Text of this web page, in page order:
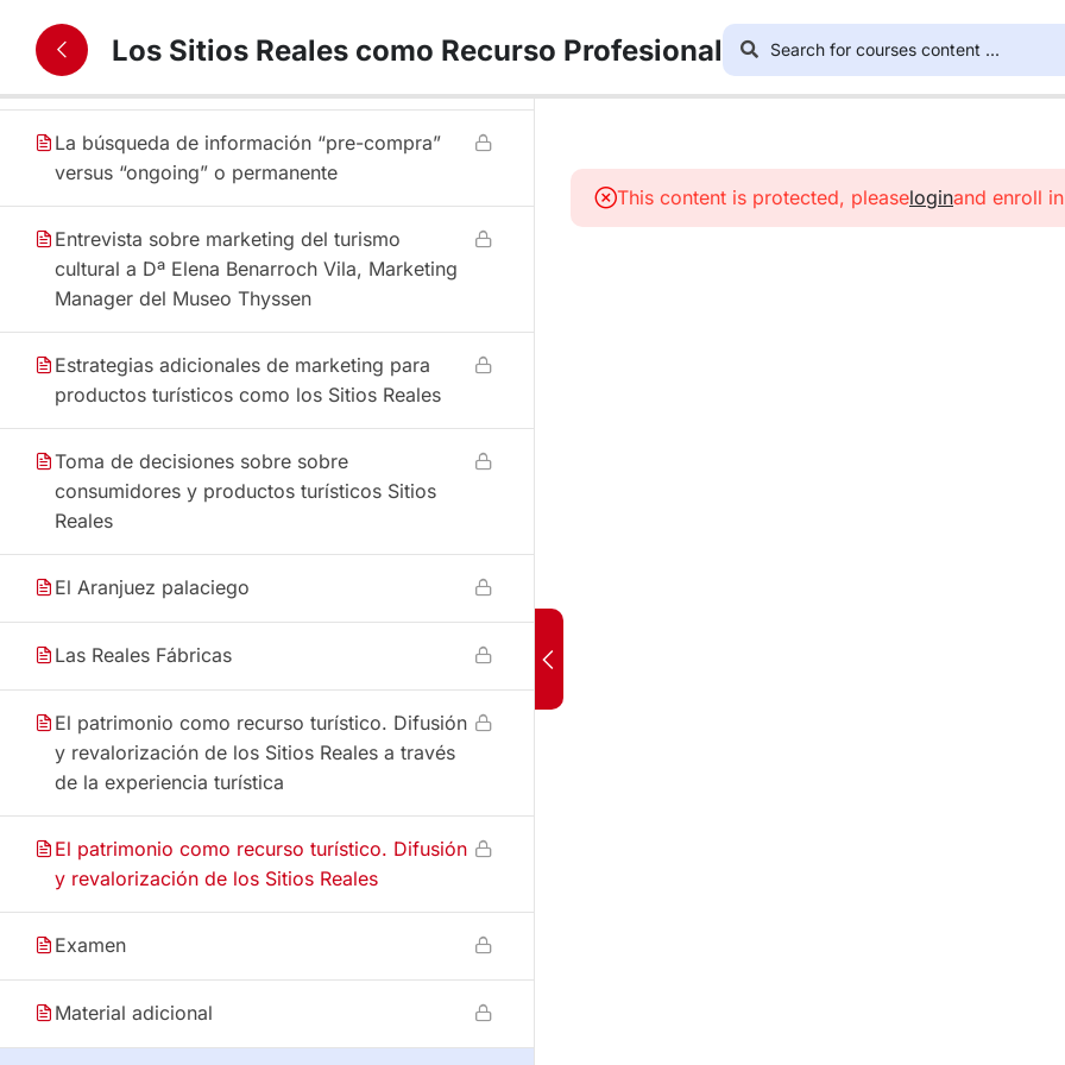
decisiones para la elección de los productos
y servicios en los Sitios Reales
La búsqueda de información “pre-compra”
versus “ongoing” o permanente
Entrevista sobre marketing del turismo
cultural a Dª Elena Benarroch Vila, Marketing
Manager del Museo Thyssen
Estrategias adicionales de marketing para
productos turísticos como los Sitios Reales
Toma de decisiones sobre sobre
consumidores y productos turísticos Sitios
Reales
El Aranjuez palaciego
Las Reales Fábricas
El patrimonio como recurso turístico. Difusión
y revalorización de los Sitios Reales a través
de la experiencia turística
El patrimonio como recurso turístico. Difusión
y revalorización de los Sitios Reales
Examen
Material adicional
Los Sitios Reales como Recurso Profesional
This content is protected, pleaseloginand enroll